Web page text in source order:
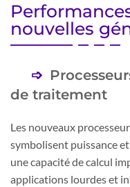
nouvelles
de traitement
Les nouveaux
symbolisent puissance
une capacité de calcul
applications lourdes et